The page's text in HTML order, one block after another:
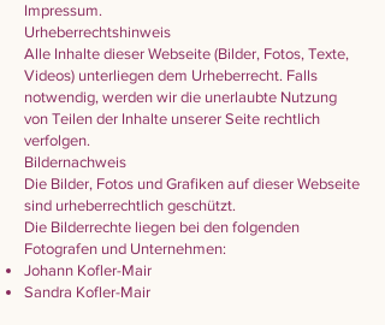
Impressum.
Urheberrechtshinweis
Alle Inhalte dieser Webseite (Bilder, Fotos, Texte,
Videos) unterliegen dem Urheberrecht. Falls
notwendig, werden wir die unerlaubte Nutzung
von Teilen der Inhalte unserer Seite rechtlich
verfolgen.
Bildernachweis
Die Bilder, Fotos und Grafiken auf dieser Webseite
sind urheberrechtlich geschützt.
Die Bilderrechte liegen bei den folgenden
Fotografen und Unternehmen:
Johann Kofler-Mair
Sandra Kofler-Mair